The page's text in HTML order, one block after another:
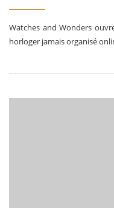
Watches and Wonders
horloger jamais organisé